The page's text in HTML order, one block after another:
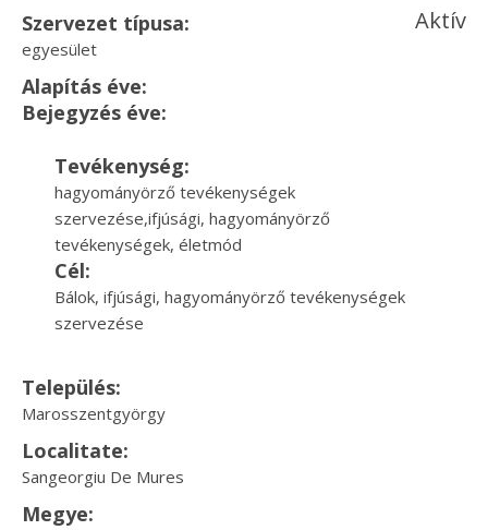
Szervezet típusa:
egyesület
Aktív
Alapítás éve:
Bejegyzés éve:
Tevékenység:
hagyományörző tevékenységek
szervezése,ifjúsági, hagyományörző
tevékenységek, életmód
Cél:
Bálok, ifjúsági, hagyományörző tevékenységek
szervezése
Település:
Marosszentgyörgy
Localitate:
Sangeorgiu De Mures
Megye: